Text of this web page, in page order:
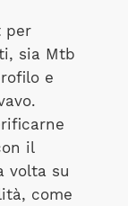
per
sia Mtb
e
il
volta su
come